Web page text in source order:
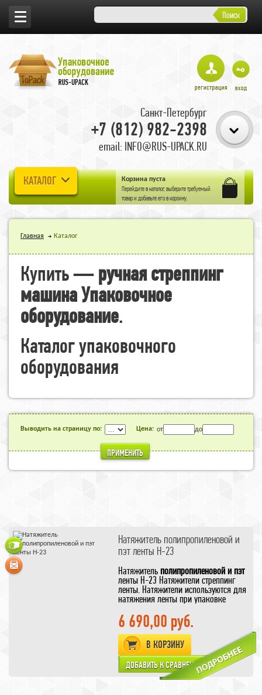
Поиск
Санкт-Петербург
+7 (812) 982-2398
email: INFO@RUS-UPACK.RU
КАТАЛОГ Корзина пуста
Перейдите вкаталог, выберите требуемый
товар и добавьте его в корзину.
Главная Каталог
Купить —ручная стреппинг
машина Упаковочное
оборудование.
Каталог упаковочного
оборудования
Выводить на страницу по: Цена: от до
ПРИМЕНИТЬ
Натяжитель полипропиленовой и
пэт ленты H-23
Натяжительполипропиленовой и пэт
ленты H-23 Натяжители стреппинг
ленты. Натяжители используются для
натяжения ленты при упаковке
грузов (коробок, пачек, мебели,
групповой упаковки), посредством
стяжки и последующего отрезания
свободного конца ленты после ее
скрепления. Для обвязки тяжёлых
объектов.
6 690,00 руб.
В КОРЗИНУ